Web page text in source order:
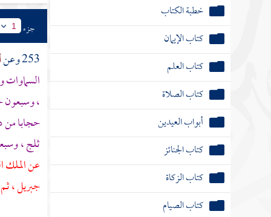
خطبة الكتاب
كتاب الإيمان
كتاب العلم
كتاب الصلاة
أبواب العيدين
كتاب الجنائز
كتاب الزكاة
كتاب الصيام
جزء 1
253 وعن
، وسبعون
حجابا من
ثلج ،
عن الملك
جبريل،